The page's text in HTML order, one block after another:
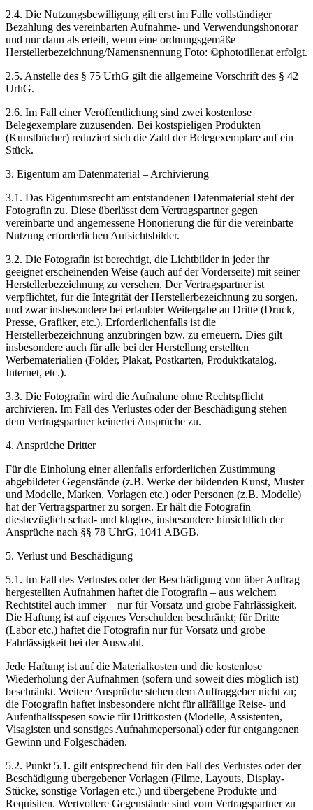
2.4. Die Nutzungsbewilligung gilt erst im Falle vollständiger
Bezahlung des vereinbarten Aufnahme- und Verwendungshonorar
und nur dann als erteilt, wenn eine ordnungsgemäße
Herstellerbezeichnung/Namensnennung Foto: ©phototiller.at erfolgt.
2.5. Anstelle des § 75 UrhG gilt die allgemeine Vorschrift des § 42
UrhG.
2.6. Im Fall einer Veröffentlichung sind zwei kostenlose
Belegexemplare zuzusenden. Bei kostspieligen Produkten
(Kunstbücher) reduziert sich die Zahl der Belegexemplare auf ein
Stück.
3. Eigentum am Datenmaterial – Archivierung
3.1. Das Eigentumsrecht am entstandenen Datenmaterial steht der
Fotografin zu. Diese überlässt dem Vertragspartner gegen
vereinbarte und angemessene Honorierung die für die vereinbarte
Nutzung erforderlichen Aufsichtsbilder.
3.2. Die Fotografin ist berechtigt, die Lichtbilder in jeder ihr
geeignet erscheinenden Weise (auch auf der Vorderseite) mit seiner
Herstellerbezeichnung zu versehen. Der Vertragspartner ist
verpflichtet, für die Integrität der Herstellerbezeichnung zu sorgen,
und zwar insbesondere bei erlaubter Weitergabe an Dritte (Druck,
Presse, Grafiker, etc.). Erforderlichenfalls ist die
Herstellerbezeichnung anzubringen bzw. zu erneuern. Dies gilt
insbesondere auch für alle bei der Herstellung erstellten
Werbematerialien (Folder, Plakat, Postkarten, Produktkatalog,
Internet, etc.).
3.3. Die Fotografin wird die Aufnahme ohne Rechtspflicht
archivieren. Im Fall des Verlustes oder der Beschädigung stehen
dem Vertragspartner keinerlei Ansprüche zu.
4. Ansprüche Dritter
Für die Einholung einer allenfalls erforderlichen Zustimmung
abgebildeter Gegenstände (z.B. Werke der bildenden Kunst, Muster
und Modelle, Marken, Vorlagen etc.) oder Personen (z.B. Modelle)
hat der Vertragspartner zu sorgen. Er hält die Fotografin
diesbezüglich schad- und klaglos, insbesondere hinsichtlich der
Ansprüche nach §§ 78 UhrG, 1041 ABGB.
5. Verlust und Beschädigung
5.1. Im Fall des Verlustes oder der Beschädigung von über Auftrag
hergestellten Aufnahmen haftet die Fotografin – aus welchem
Rechtstitel auch immer – nur für Vorsatz und grobe Fahrlässigkeit.
Die Haftung ist auf eigenes Verschulden beschränkt; für Dritte
(Labor etc.) haftet die Fotografin nur für Vorsatz und grobe
Fahrlässigkeit bei der Auswahl.
Jede Haftung ist auf die Materialkosten und die kostenlose
Wiederholung der Aufnahmen (sofern und soweit dies möglich ist)
beschränkt. Weitere Ansprüche stehen dem Auftraggeber nicht zu;
die Fotografin haftet insbesondere nicht für allfällige Reise- und
Aufenthaltsspesen sowie für Drittkosten (Modelle, Assistenten,
Visagisten und sonstiges Aufnahmepersonal) oder für entgangenen
Gewinn und Folgeschäden.
5.2. Punkt 5.1. gilt entsprechend für den Fall des Verlustes oder der
Beschädigung übergebener Vorlagen (Filme, Layouts, Display-
Stücke, sonstige Vorlagen etc.) und übergebene Produkte und
Requisiten. Wertvollere Gegenstände sind vom Vertragspartner zu